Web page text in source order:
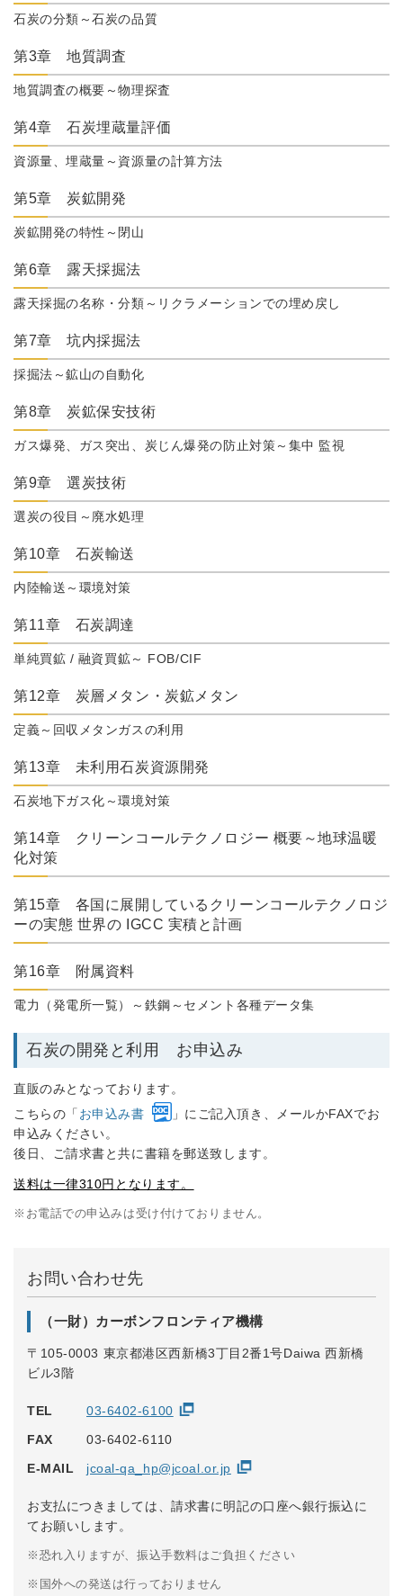
石炭の分類～石炭の品質
第3章 地質調査
地質調査の概要～物理探査
第4章 石炭埋蔵量評価
資源量、埋蔵量～資源量の計算方法
第5章 炭鉱開発
炭鉱開発の特性～閉山
第6章 露天採掘法
露天採掘の名称・分類～リクラメーションでの埋め戻し
第7章 坑内採掘法
採掘法～鉱山の自動化
第8章 炭鉱保安技術
ガス爆発、ガス突出、炭じん爆発の防止対策～集中 監視
第9章 選炭技術
選炭の役目～廃水処理
第10章 石炭輸送
内陸輸送～環境対策
第11章 石炭調達
単純買鉱 / 融資買鉱～ FOB/CIF
第12章 炭層メタン・炭鉱メタン
定義～回収メタンガスの利用
第13章 未利用石炭資源開発
石炭地下ガス化～環境対策
第14章 クリーンコールテクノロジー 概要～地球温暖
化対策
第15章 各国に展開しているクリーンコールテクノロジ
ーの実態 世界の IGCC 実積と計画
第16章 附属資料
電力（発電所一覧）～鉄鋼～セメント各種データ集
石炭の開発と利用 お申込み
直販のみとなっております。
こちらの「 お申込み書
」にご記入頂き、メールかFAXでお
申込みください。
後日、ご請求書と共に書籍を郵送致します。
送料は一律310円となります。
※お電話での申込みは受け付けておりません。
お問い合わせ先
（一財）カーボンフロンティア機構
〒105-0003 東京都港区西新橋3丁目2番1号Daiwa 西新橋
ビル3階
TEL
03-6402-6100
FAX
03-6402-6110
E-MAIL
jcoal-qa_hp@jcoal.or.jp
お支払につきましては、請求書に明記の口座へ銀行振込に
てお願いします。
※恐れ入りますが、振込手数料はご負担ください
※国外への発送は行っておりません